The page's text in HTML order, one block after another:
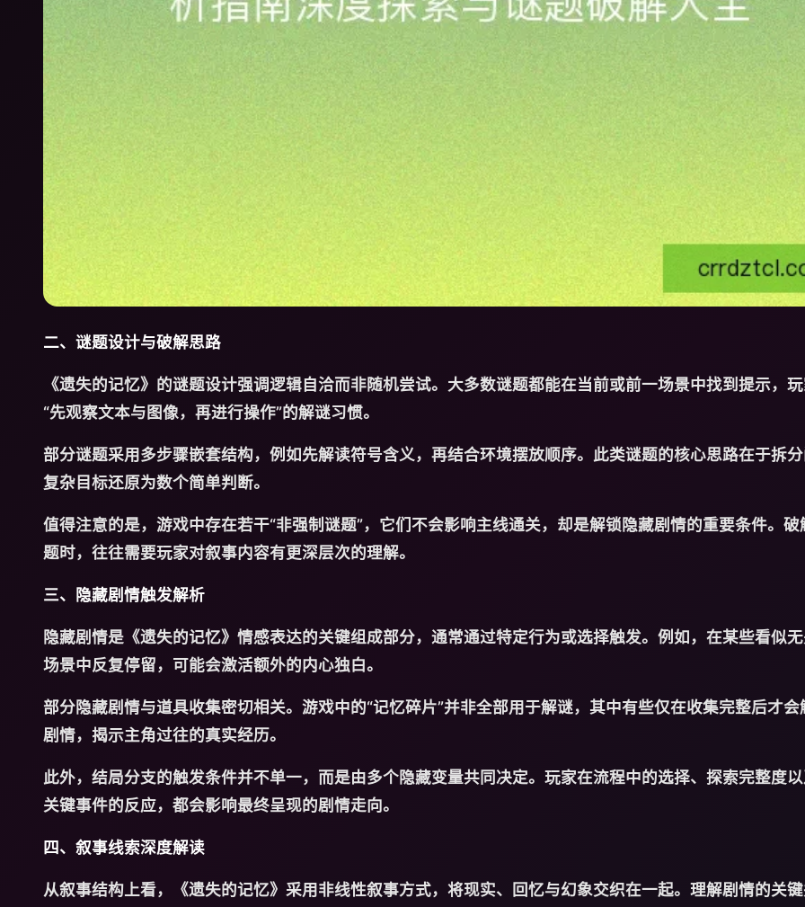
二、谜题设计与破解思路
《遗失的记忆》的谜题设计强调逻辑自洽而非随机尝试。大多数谜题都能在当前或前一场景中找到提示，
“先观察文本与图像，再进行操作”的解谜习惯。
部分谜题采用多步骤嵌套结构，例如先解读符号含义，再结合环境摆放顺序。此类谜题的核心思路在于拆
复杂目标还原为数个简单判断。
值得注意的是，游戏中存在若干“非强制谜题”，它们不会影响主线通关，却是解锁隐藏剧情的重要条件。破
题时，往往需要玩家对叙事内容有更深层次的理解。
三、隐藏剧情触发解析
隐藏剧情是《遗失的记忆》情感表达的关键组成部分，通常通过特定行为或选择触发。例如，在某些看似
场景中反复停留，可能会激活额外的内心独白。
部分隐藏剧情与道具收集密切相关。游戏中的“记忆碎片”并非全部用于解谜，其中有些仅在收集完整后才会
剧情，揭示主角过往的真实经历。
此外，结局分支的触发条件并不单一，而是由多个隐藏变量共同决定。玩家在流程中的选择、探索完整度
关键事件的反应，都会影响最终呈现的剧情走向。
四、叙事线索深度解读
从叙事结构上看，《遗失的记忆》采用非线性叙事方式，将现实、回忆与幻象交织在一起。理解剧情的关